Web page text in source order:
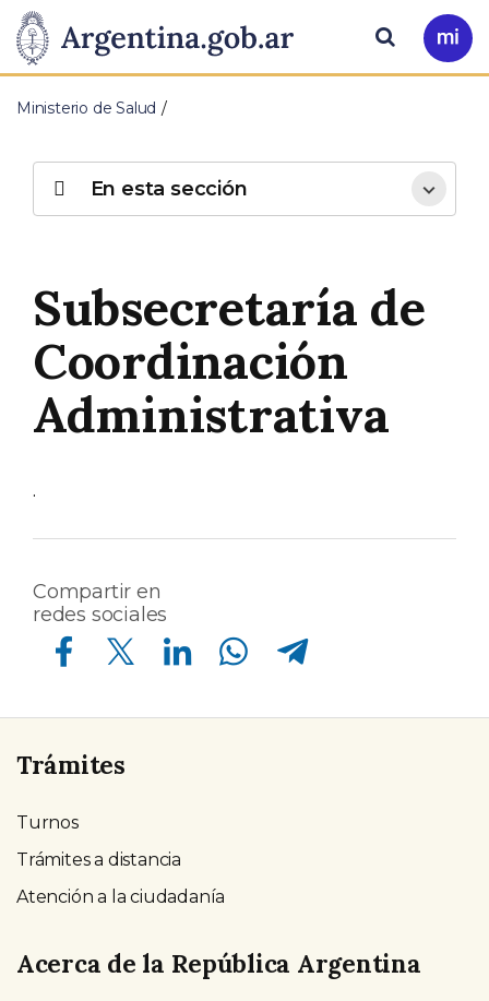
Presidencia
de
Nación
Pasar al contenido principal
Ir
a
Buscar
Ministerio de Salud
Subsecretaría de
Coordinación
Administrativa
.
Compartir en
redes sociales
Compartir en Facebook Compartir en Twitter Compartir en Linkedin Compartir en Whatsapp Compartir en Telegram
En esta sección
Trámites
Turnos
Trámites a distancia
Atención a la ciudadanía
Acerca de la República Argentina